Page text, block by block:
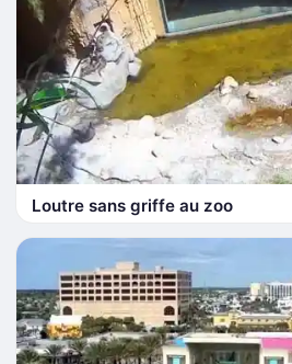
Loutre sans griffe au zoo